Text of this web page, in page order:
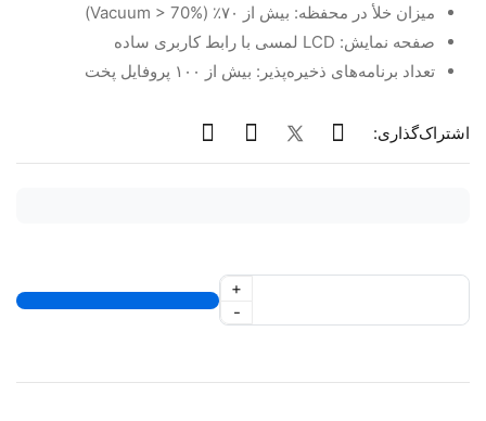
میزان خلأ در محفظه: بیش از ۷۰٪ (Vacuum > 70%)
صفحه نمایش: LCD لمسی با رابط کاربری ساده
تعداد برنامه‌های ذخیره‌پذیر: بیش از ۱۰۰ پروفایل پخت
اشتراک‌گذاری:
-
+